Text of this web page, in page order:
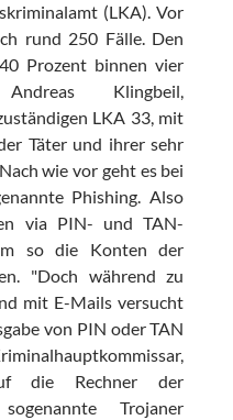
(LKA). Vor
rund 250 Fälle. Den
Prozent binnen vier
Klingbeil,
LKA 33, mit
Täter und ihrer sehr
wie vor geht es bei
Phishing. Also
via PIN- und TAN-
so die Konten der
"Doch während zu
mit E-Mails versucht
von PIN oder TAN
die Rechner der
Trojaner